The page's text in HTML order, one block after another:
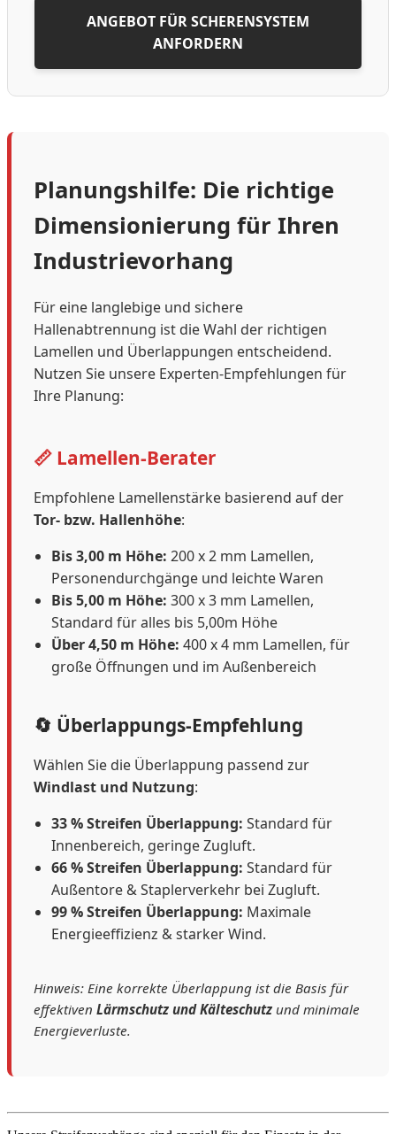
ANGEBOT FÜR SCHERENSYSTEM
ANFORDERN
Planungshilfe: Die richtige
Dimensionierung für Ihren
Industrievorhang
Für eine langlebige und sichere
Hallenabtrennung ist die Wahl der richtigen
Lamellen und Überlappungen entscheidend.
Nutzen Sie unsere Experten-Empfehlungen für
Ihre Planung:
📏 Lamellen-Berater
Empfohlene Lamellenstärke basierend auf der
Tor- bzw. Hallenhöhe:
Bis 3,00 m Höhe: 200 x 2 mm Lamellen,
Personendurchgänge und leichte Waren
Bis 5,00 m Höhe: 300 x 3 mm Lamellen,
Standard für alles bis 5,00m Höhe
Über 4,50 m Höhe: 400 x 4 mm Lamellen, für
große Öffnungen und im Außenbereich
🔄 Überlappungs-Empfehlung
Wählen Sie die Überlappung passend zur
Windlast und Nutzung:
33 % Streifen Überlappung: Standard für
Innenbereich, geringe Zugluft.
66 % Streifen Überlappung: Standard für
Außentore & Staplerverkehr bei Zugluft.
99 % Streifen Überlappung: Maximale
Energieeffizienz & starker Wind.
Hinweis: Eine korrekte Überlappung ist die Basis für
effektiven Lärmschutz und Kälteschutz und minimale
Energieverluste.